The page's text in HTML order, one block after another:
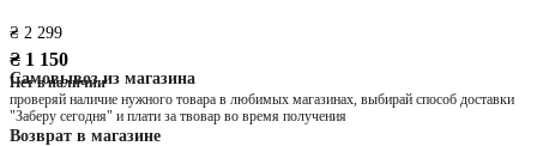
₴ 2 299
₴ 1 150
Нет в наличии
Самовывоз из магазина
проверяй наличие нужного товара в любимых магазинах, выбирай способ доставки
"Заберу сегодня" и плати за твовар во время получения
Возврат в магазине